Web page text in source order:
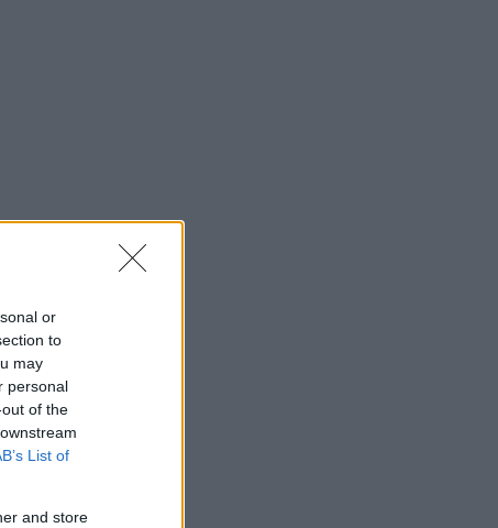
or
to
may
personal
of the
List of
and store